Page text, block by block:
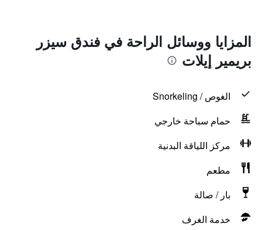
المزايا ووسائل الراحة في فندق سيزر
بريمير إيلات
الغوص / Snorkeling
حمام سباحة خارجي
مركز اللياقة البدنية
مطعم
بار / صالة
خدمة الغرف